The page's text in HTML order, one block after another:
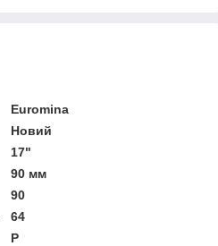
Euromina
Новий
17"
90 мм
90
64
P